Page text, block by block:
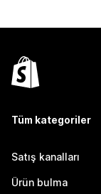
Tüm kategoriler
Satış kanalları
Ürün bulma